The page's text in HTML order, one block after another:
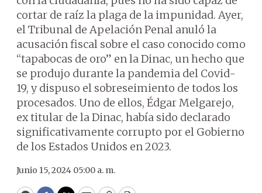
cortar de raíz la plaga de la impunidad. Ayer,
el Tribunal de Apelación Penal anuló la
acusación fiscal sobre el caso conocido como
“tapabocas de oro” en la Dinac, un hecho que
se produjo durante la pandemia del Covid-
19, y dispuso el sobreseimiento de todos los
procesados. Uno de ellos, Édgar Melgarejo,
ex titular de la Dinac, había sido declarado
significativamente corrupto por el Gobierno
de los Estados Unidos en 2023.
Junio 15, 2024 05:00 a. m.